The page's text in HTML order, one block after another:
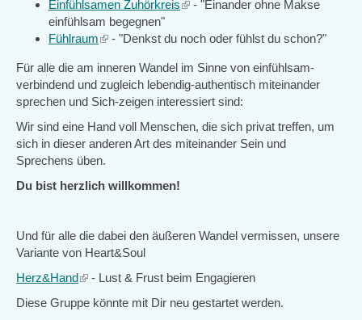
Einfühlsamen Zuhörkreis(link
external)
- "Einander ohne Makse
einfühlsam begegnen"
Fühlraum(link
external)
- "Denkst du noch oder fühlst du schon?"
Für alle die am inneren Wandel im Sinne von einfühlsam-
verbindend und zugleich lebendig-authentisch miteinander
sprechen und Sich-zeigen interessiert sind:
Wir sind eine Hand voll Menschen, die sich privat treffen, um
sich in dieser anderen Art des miteinander Sein und
Sprechens üben.
Du bist herzlich willkommen!
Und für alle die dabei den äußeren Wandel vermissen, unsere
Variante von Heart&Soul
Herz&Hand(link
external)
- Lust & Frust beim Engagieren
Diese Gruppe könnte mit Dir neu gestartet werden.